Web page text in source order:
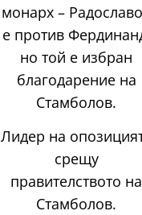
монарх –
е против
но той е избран
благодарение на
Стамболов.
Лидер на
срещу
правителството на
Стамболов.